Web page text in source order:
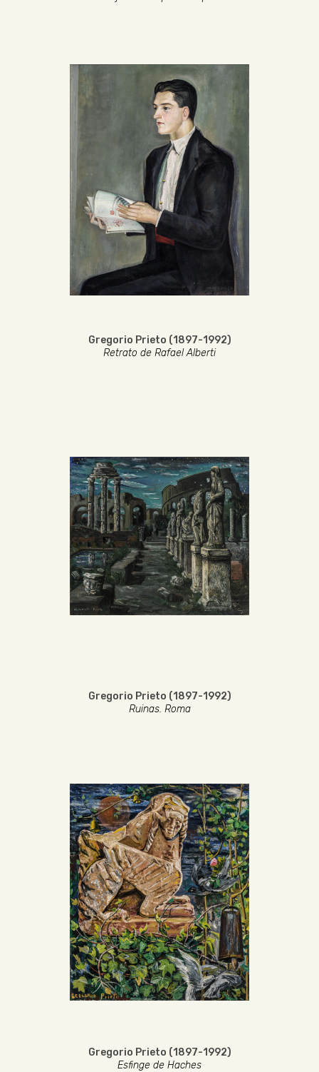
Gregorio Prieto (1897-1992)
Retrato de Rafael Alberti
Gregorio Prieto (1897-1992)
Ruinas. Roma
Gregorio Prieto (1897-1992)
Esfinge de Haches